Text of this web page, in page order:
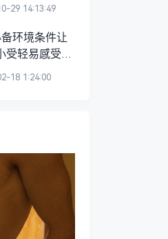
29 14:13:49
环境条件让
受轻易感受快
18 1:24:00